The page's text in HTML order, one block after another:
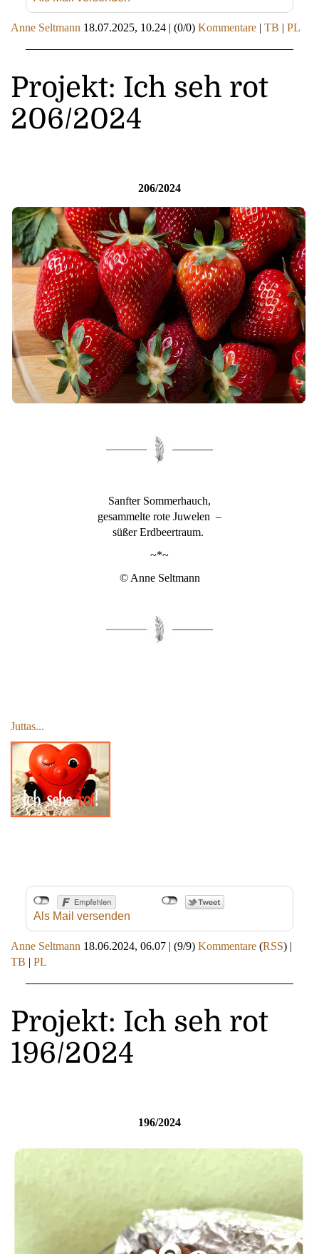
Anne Seltmann 18.07.2025, 10.24 (0/0) Kommentare TB PL
Projekt: Ich seh rot
206/2024
206/2024
Sanfter Sommerhauch,
gesammelte rote Juwelen –
süßer Erdbeertraum.
~*~
© Anne Seltmann
Juttas...
Als Mail versenden
Anne Seltmann 18.06.2024, 06.07 | (9/9) Kommentare (RSS) |
TB | PL
Projekt: Ich seh rot
196/2024
196/2024